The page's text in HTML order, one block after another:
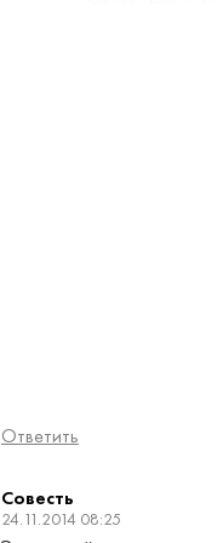
Ответить
Совесть
24.11.2014 08:25